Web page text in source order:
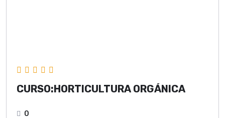
CURSO:HORTICULTURA ORGÁNICA
0